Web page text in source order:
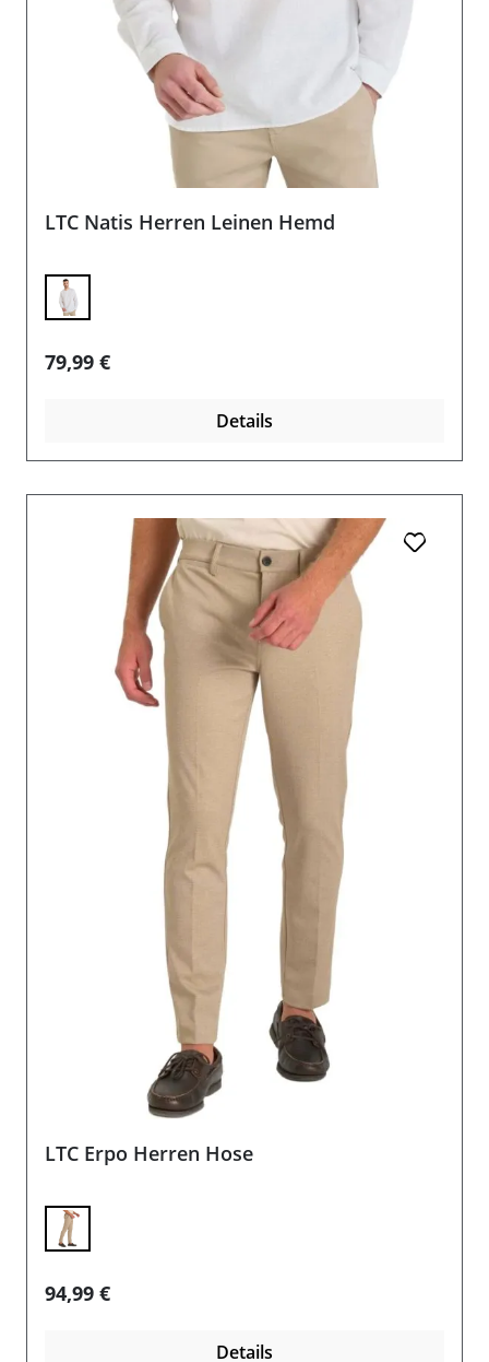
LTC Natis Herren Leinen Hemd
Regulärer Preis:
79,99 €
Details
LTC Erpo Herren Hose
Regulärer Preis:
94,99 €
Details